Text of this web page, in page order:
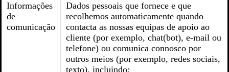
Informações
de
comunicação
Dados pessoais que fornece e que
recolhemos automaticamente quando
contacta as nossas equipas de apoio ao
cliente (por exemplo, chat(bot), e-mail ou
telefone) ou comunica connosco por
outros meios (por exemplo, redes sociais,
texto), incluindo: